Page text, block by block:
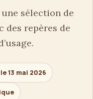
sélection de
des repères de
13 mai 2026